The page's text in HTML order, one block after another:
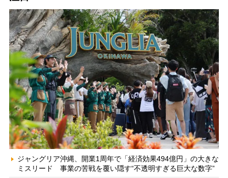
ジャングリア沖縄、開業1周年で「経済効果494億円」の大きな
ミスリード 事業の苦戦を覆い隠す“不透明すぎる巨大な数字”